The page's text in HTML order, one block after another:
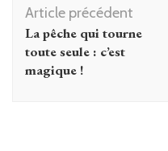
d'article
Article précédent
La pêche qui tourne
toute seule : c’est
magique !